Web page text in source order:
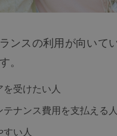
ンスの利用が向いて
。
受けたい人
ナンス費用を支払える人
い人